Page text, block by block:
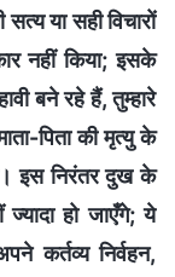
या सही विचारों
नहीं किया; इसके
बने रहे हैं, तुम्हारे
पिता की मृत्यु के
इस निरंतर दुख के
हो जाएँगे; ये
कर्तव्य निर्वहन,